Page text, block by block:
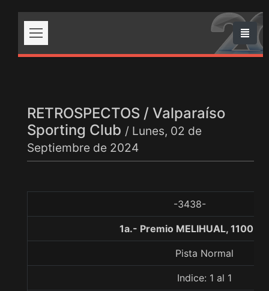
RETROSPECTOS / Valparaíso
Sporting Club / Lunes, 02 de
Septiembre de 2024
-3438-
1a.- Premio MELIHUAL, 1100
Pista Normal
Indice: 1 al 1